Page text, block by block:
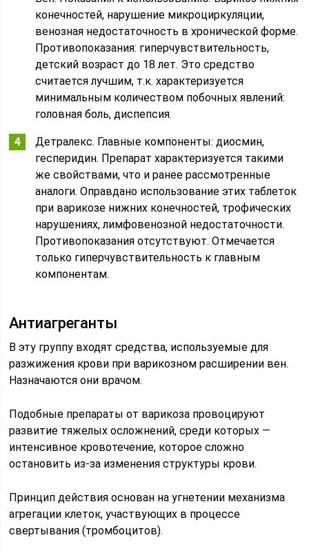
конечностей, нарушение микроциркуляции,
венозная недостаточность в хронической форме.
Противопоказания: гиперчувствительность,
детский возраст до 18 лет. Это средство
считается лучшим, т.к. характеризуется
минимальным количеством побочных явлений:
головная боль, диспепсия.
Детралекс. Главные компоненты: диосмин,
гесперидин. Препарат характеризуется такими
же свойствами, что и ранее рассмотренные
аналоги. Оправдано использование этих таблеток
при варикозе нижних конечностей, трофических
нарушениях, лимфовенозной недостаточности.
Противопоказания отсутствуют. Отмечается
только гиперчувствительность к главным
компонентам.
Антиагреганты
В эту группу входят средства, используемые для
разжижения крови при варикозном расширении вен.
Назначаются они врачом.
Подобные препараты от варикоза провоцируют
развитие тяжелых осложнений, среди которых —
интенсивное кровотечение, которое сложно
остановить из-за изменения структуры крови.
Принцип действия основан на угнетении механизма
агрегации клеток, участвующих в процессе
свертывания (тромбоцитов).